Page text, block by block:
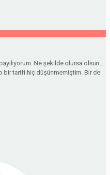
Ne şekilde olursa olsun…
bir tarifi hiç düşünmemiştim. Bir de